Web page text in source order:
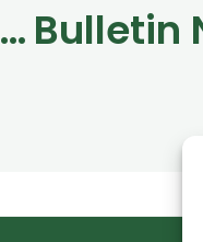
Gredos Trip 2021